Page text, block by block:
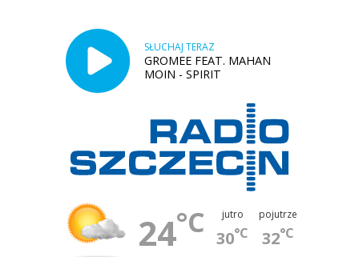
SŁUCHAJ TERAZ
GROMEE FEAT. MAHAN
MOIN - SPIRIT
24°C jutro
30°C
pojutrze
32°C